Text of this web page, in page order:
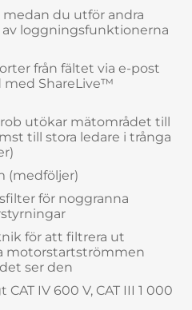
medan du utför andra
loggningsfunktionerna
från fältet via e-post
med ShareLive™
utökar mätområdet till
till stora ledare i trånga
(medföljer)
för noggranna
för att filtrera ut
motorstartströmmen
ser den
IV 600 V, CAT III 1 000